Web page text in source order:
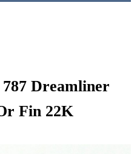
Dreamliner
Fin 22K